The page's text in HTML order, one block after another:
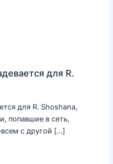
для R.
для R. Shoshana,
попавшие в сеть,
с другой […]